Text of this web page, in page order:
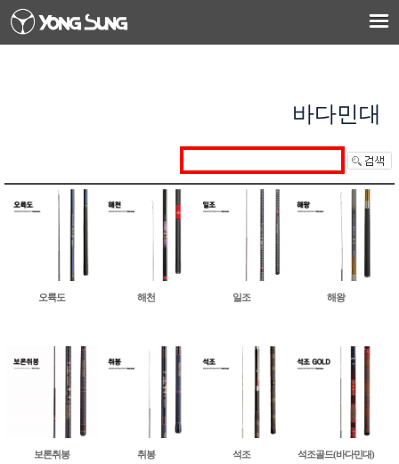
바다민대
오륙도 해천 일조 해왕
보론취봉 취봉 석조 석조골드(바다민대)